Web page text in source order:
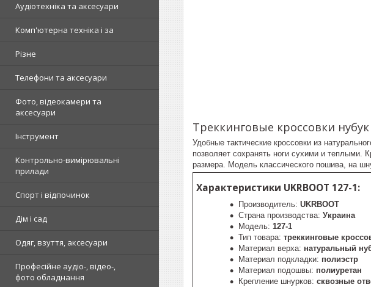
Аудіотехніка та аксесуари
Комп'ютерна техніка і за
Різне
Телефони та аксесуари
Фото, відеокамери та
аксесуари
Інструмент
Контрольно-вимірювальні
прилади
Спорт і відпочинок
Дім і сад
Одяг, взуття, аксесуари
Професійне аудіо-, відео-,
фото обладнання
Треккинговые кроссовки
Удобные тактические кроссовки из
позволяет сохранять ноги сухими и теплыми.
размера. Модель классического пошива, на
Характеристики UKRBOOT 127-1:
Производитель: UKRBOOT
Страна производства: Украина
Модель: 127-1
Тип товара: треккинговые
Материал верха: натуральный
Материал подкладки: полиэстр
Материал подошвы: полиуретан
Крепление шнурков: сквозные